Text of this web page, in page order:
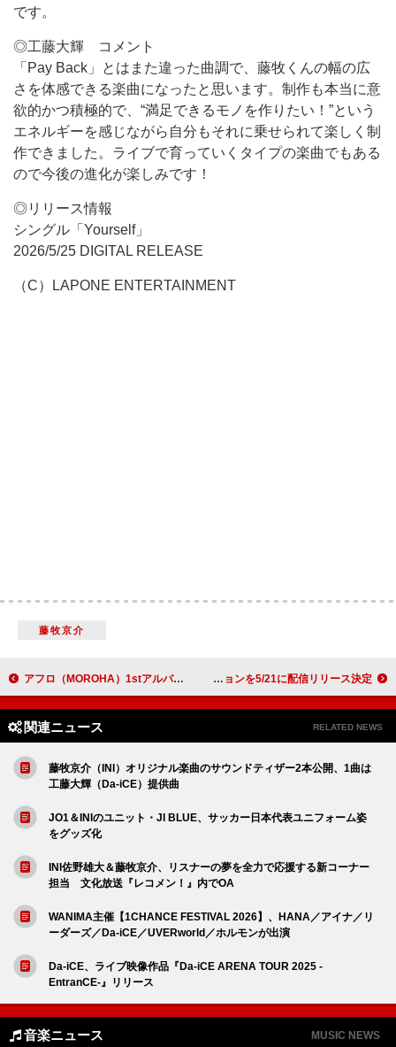
です。
◎工藤大輝 コメント
「Pay Back」とはまた違った曲調で、藤牧くんの幅の広
さを体感できる楽曲になったと思います。制作も本当に意
欲的かつ積極的で、“満足できるモノを作りたい！”という
エネルギーを感じながら自分もそれに乗せられて楽しく制
作できました。ライブで育っていくタイプの楽曲でもある
ので今後の進化が楽しみです！
◎リリース情報
シングル「Yourself」
2026/5/25 DIGITAL RELEASE
（C）LAPONE ENTERTAINMENT
藤牧京介
アフロ（MOROHA）1stアルバム『無職覚醒』7月リリース、今井らいぱち／サツマカワRPGらとツーマンツアーも wyolica、「メトロにゆられて」Remix2バージョンを5/21に配信リリース決定
関連ニュース RELATED NEWS
藤牧京介（INI）オリジナル楽曲のサウンドティザー2本公開、1曲は
工藤大輝（Da-iCE）提供曲
JO1＆INIのユニット・JI BLUE、サッカー日本代表ユニフォーム姿
をグッズ化
INI佐野雄大＆藤牧京介、リスナーの夢を全力で応援する新コーナー
担当 文化放送『レコメン！』内でOA
WANIMA主催【1CHANCE FESTIVAL 2026】、HANA／アイナ／リ
ーダーズ／Da-iCE／UVERworld／ホルモンが出演
Da-iCE、ライブ映像作品『Da-iCE ARENA TOUR 2025 -
EntranCE-』リリース
音楽ニュース MUSIC NEWS